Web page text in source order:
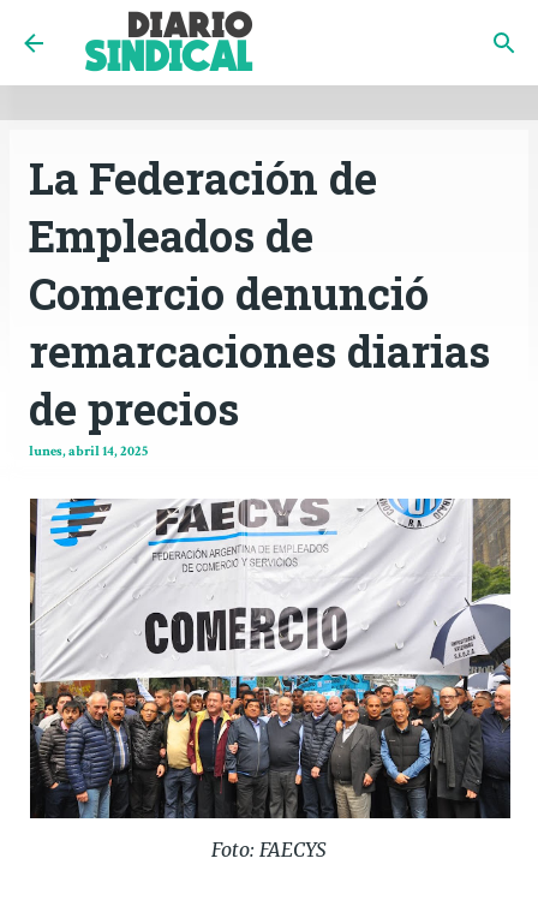
INICIO CÓRDOBA
Ir al contenido principal
La Federación de
Empleados de
Comercio denunció
remarcaciones diarias
de precios
lunes, abril 14, 2025
Foto: FAECYS